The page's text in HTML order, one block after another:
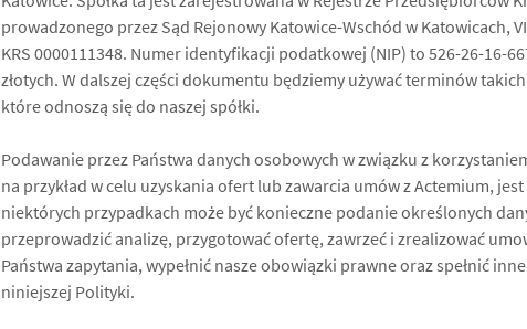
prowadzonego przez Sąd Rejonowy Katowice-Wschód w Katowicach,
KRS 0000111348. Numer identyfikacji podatkowej (NIP) to 526-26-16-
złotych. W dalszej części dokumentu będziemy używać terminów takich
które odnoszą się do naszej spółki.
Podawanie przez Państwa danych osobowych w związku z
na przykład w celu uzyskania ofert lub zawarcia umów z Actemium,
niektórych przypadkach może być konieczne podanie określonych
przeprowadzić analizę, przygotować ofertę, zawrzeć i zrealizować
Państwa zapytania, wypełnić nasze obowiązki prawne oraz spełnić
niniejszej Polityki.